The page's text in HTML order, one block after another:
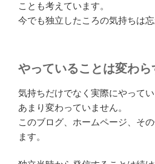
ことも考えています。
今でも独立したころの気持ちは忘
やっていることは変わら
気持ちだけでなく実際にやって
あまり変わっていません。
このブログ、ホームページ、そ
ます。